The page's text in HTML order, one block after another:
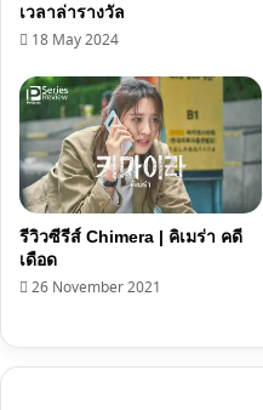
เวลาล่ารางวัล
18 May 2024
รีวิวซีรีส์ Chimera | คิเมร่า คดี
เดือด
26 November 2021